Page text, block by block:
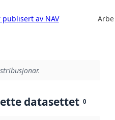
av NAV
datasettet 0